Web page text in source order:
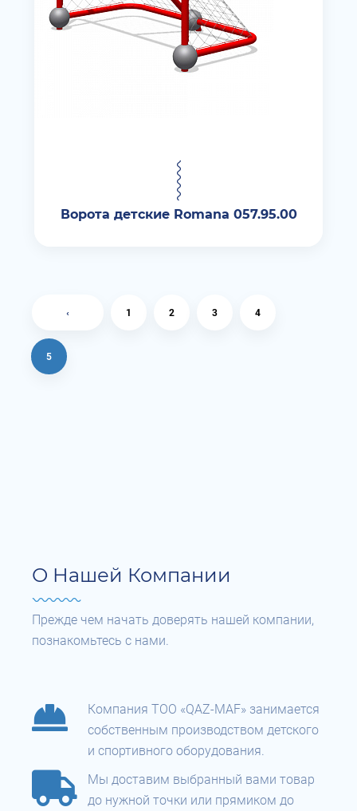
Ворота детские Romana 057.95.00
‹ 1 2 3 4
5
О Нашей Компании
Прежде чем начать доверять нашей компании,
познакомьтесь с нами.
Компания ТОО «QAZ-MAF» занимается
собственным производством детского
и спортивного оборудования.
Мы доставим выбранный вами товар
до нужной точки или прямиком до